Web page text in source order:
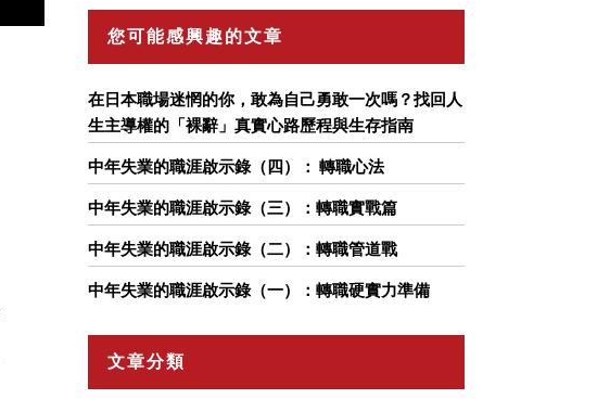
您可能感興趣的文章
在日本職場迷惘的你，敢為自己勇敢一次嗎？找回人
生主導權的「裸辭」真實心路歷程與生存指南
中年失業的職涯啟示錄（四）： 轉職心法
中年失業的職涯啟示錄（三）：轉職實戰篇
中年失業的職涯啟示錄（二）：轉職管道戰
中年失業的職涯啟示錄（一）：轉職硬實力準備
文章分類